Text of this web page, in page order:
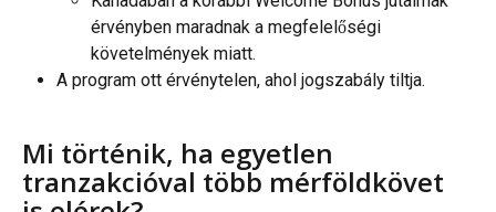
érvényben maradnak a megfelelőségi
követelmények miatt.
A program ott érvénytelen, ahol jogszabály tiltja.
Mi történik, ha egyetlen
tranzakcióval több mérföldkövet